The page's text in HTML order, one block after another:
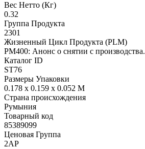
Вес Нетто (Кг)
0.32
Группа Продукта
2301
Жизненный Цикл Продукта (PLM)
PM400: Анонс о снятии с производства.
Каталог ID
ST76
Размеры Упаковки
0.178 x 0.159 x 0.052 M
Страна происхождения
Румыния
Товарный код
85389099
Ценовая Группа
2AP